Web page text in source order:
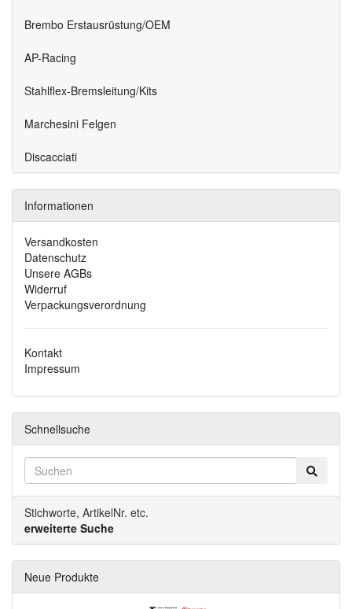
Brembo Erstausrüstung/OEM
AP-Racing
Stahlflex-Bremsleitung/Kits
Marchesini Felgen
Discacciati
Informationen
Versandkosten
Datenschutz
Unsere AGBs
Widerruf
Verpackungsverordnung
Kontakt
Impressum
Schnellsuche
Stichworte, ArtikelNr. etc.
erweiterte Suche
Neue Produkte